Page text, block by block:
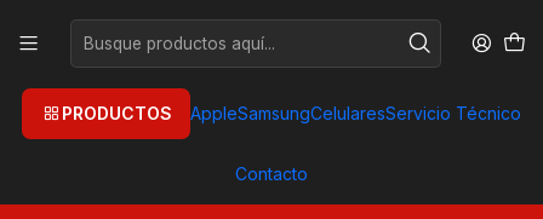
PRODUCTOS AppleSamsungCelularesServicio Técnico
Contacto